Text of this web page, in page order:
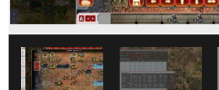
This
permission
other
installed
extensions